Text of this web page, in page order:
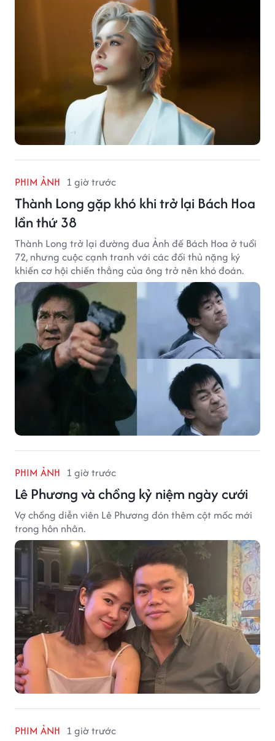
PHIM ẢNH 1 giờ trước
Thành Long gặp khó khi trở lại Bách Hoa
lần thứ 38
Thành Long trở lại đường đua Ảnh đế Bách Hoa ở tuổi
72, nhưng cuộc cạnh tranh với các đối thủ nặng ký
khiến cơ hội chiến thắng của ông trở nên khó đoán.
PHIM ẢNH 1 giờ trước
Lê Phương và chồng kỷ niệm ngày cưới
Vợ chồng diễn viên Lê Phương đón thêm cột mốc mới
trong hôn nhân.
PHIM ẢNH 1 giờ trước